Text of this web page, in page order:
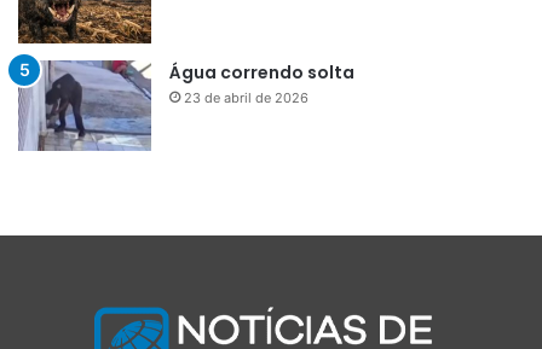
Água correndo solta
23 de abril de 2026